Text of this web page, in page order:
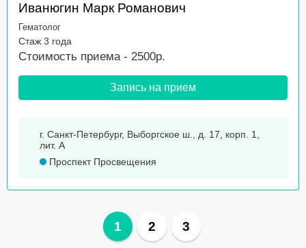
Иванюгин Марк Романович
Гематолог
Стаж 3 года
Стоимость приема - 2500р.
Запись на прием
г. Санкт-Петербург, Выборгское ш., д. 17, корп. 1,
лит. А
Проспект Просвещения
1 2 3